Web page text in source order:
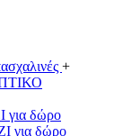
+
δώρο
δώρο